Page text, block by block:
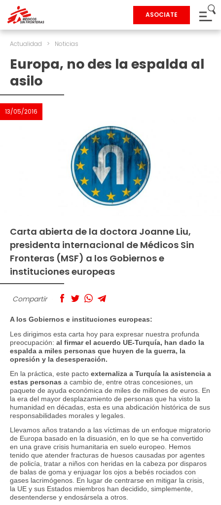
ASOCIATE
Actualidad > Noticias
Europa, no des la espalda al
asilo
13/05/2016
Carta abierta de la doctora Joanne Liu,
presidenta internacional de Médicos Sin
Fronteras (MSF) a los Gobiernos e
instituciones europeas
Compartir
A los Gobiernos e instituciones europeas:
Les dirigimos esta carta hoy para expresar nuestra profunda
preocupación: al firmar el acuerdo UE-Turquía, han dado la
espalda a miles personas que huyen de la guerra, la
opresión y la desesperación.
En la práctica, este pacto externaliza a Turquía la asistencia a
estas personas a cambio de, entre otras concesiones, un
paquete de ayuda económica de miles de millones de euros. En
la era del mayor desplazamiento de personas que ha visto la
humanidad en décadas, esta es una abdicación histórica de sus
responsabilidades morales y legales.
Llevamos años tratando a las víctimas de un enfoque migratorio
de Europa basado en la disuasión, en lo que se ha convertido
en una grave crisis humanitaria en suelo europeo. Hemos
tenido que atender fracturas de huesos causadas por agentes
de policía, tratar a niños con heridas en la cabeza por disparos
de balas de goma y enjuagar los ojos a bebés rociados con
gases lacrimógenos. En lugar de centrarse en mitigar la crisis,
la UE y sus Estados miembros han decidido, simplemente,
desentenderse y endosársela a otros.